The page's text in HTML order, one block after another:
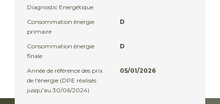
Diagnostic Energétique
Consommation énergie
primaire
D
Consommation énergie
finale
D
Année de référence des prix
de l'énergie (DPE réalisés
jusqu'au 30/06/2024)
05/01/2026